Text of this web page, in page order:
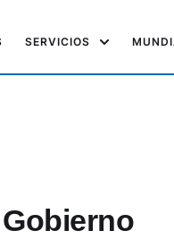
SERVICIOS